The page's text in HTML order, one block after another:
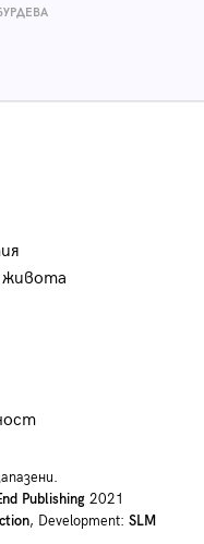
Publishing2021
, Development: SLM